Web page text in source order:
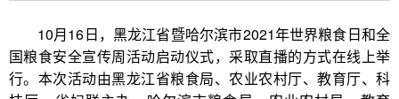
10月16日，黑龙江省暨哈尔滨市2021年世界粮食日和全
国粮食安全宣传周活动启动仪式，采取直播的方式在线上举
行。本次活动由黑龙江省粮食局、农业农村厅、教育厅、科